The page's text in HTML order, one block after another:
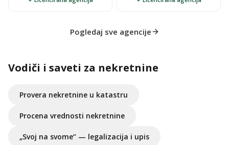
Pogledaj sve agencije
Vodiči i saveti za nekretnine
Provera nekretnine u katastru
Procena vrednosti nekretnine
„Svoj na svome“ — legalizacija i upis